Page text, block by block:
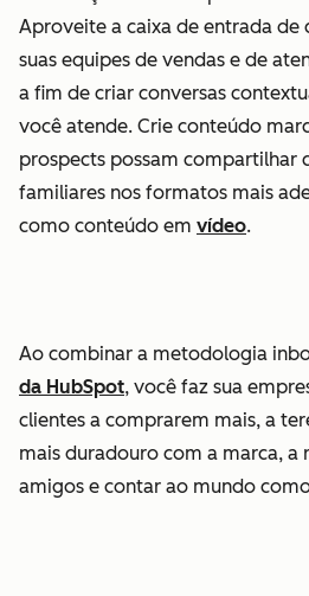
Aproveite a caixa de entrada de
suas equipes de vendas e de
a fim de criar conversas
você atende. Crie conteúdo
prospects possam compartilhar
familiares nos formatos mais
como conteúdo em vídeo.
Ao combinar a metodologia
da HubSpot, você faz sua
clientes a comprarem mais, a
mais duradouro com a marca, a
amigos e contar ao mundo